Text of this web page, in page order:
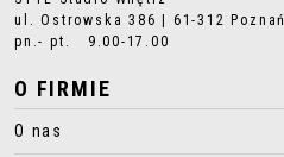
ul. Ostrowska 386 | 61-312 Poznań
pn.- pt. 9.00-17.00
O FIRMIE
O nas